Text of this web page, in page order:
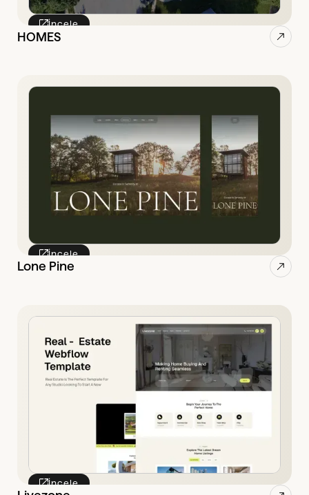
İncele
HOMES
İncele
Lone Pine
İncele